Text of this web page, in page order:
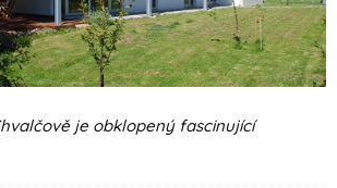
je obklopený fascinující